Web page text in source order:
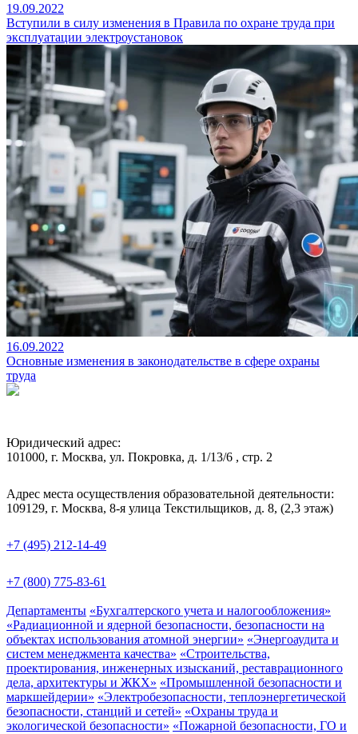
19.09.2022
Вступили в силу изменения в Правила по охране труда при
эксплуатации электроустановок
16.09.2022
Основные изменения в законодательстве в сфере охраны
труда
Юридический адрес:
101000, г. Москва, ул. Покровка, д. 1/13/6 , стр. 2
Адрес места осуществления образовательной деятельности:
109129, г. Москва, 8-я улица Текстильщиков, д. 8, (2,3 этаж)
+7 (495) 212-14-49
+7 (800) 775-83-61
Департаменты «Бухгалтерского учета и налогообложения»
«Радиационной и ядерной безопасности, безопасности на
объектах использования атомной энергии» «Энергоаудита и
систем менеджмента качества» «Строительства,
проектирования, инженерных изысканий, реставрационного
дела, архитектуры и ЖКХ» «Промышленной безопасности и
маркшейдерии» «Электробезопасности, теплоэнергетической
безопасности, станций и сетей» «Охраны труда и
экологической безопасности» «Пожарной безопасности, ГО и